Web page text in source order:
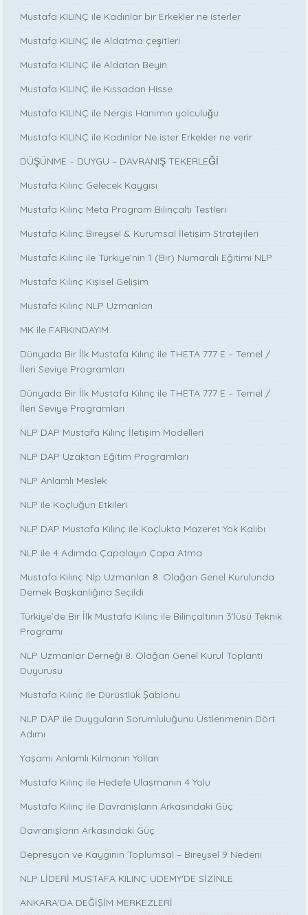
Mustafa KILINÇ ile Kadınlar bir Erkekler ne isterler
Mustafa KILINÇ ile Aldatma çeşitleri
Mustafa KILINÇ ile Aldatan Beyin
Mustafa KILINÇ ile Kıssadan Hisse
Mustafa KILINÇ ile Nergis Hanımın yolculuğu
Mustafa KILINÇ ile Kadınlar Ne ister Erkekler ne verir
DÜŞÜNME – DUYGU – DAVRANIŞ TEKERLEĞİ
Mustafa Kılınç Gelecek Kaygısı
Mustafa Kılınç Meta Program Bilinçaltı Testleri
Mustafa Kılınç Bireysel & Kurumsal İletişim Stratejileri
Mustafa Kılınç ile Türkiye’nin 1 (Bir) Numaralı Eğitimi NLP
Mustafa Kılınç Kişisel Gelişim
Mustafa Kılınç NLP Uzmanları
MK ile FARKINDAYIM
Dünyada Bir İlk Mustafa Kılınç ile THETA 777 E – Temel /
İleri Seviye Programları
Dünyada Bir İlk Mustafa Kılınç ile THETA 777 E – Temel /
İleri Seviye Programları
NLP DAP Mustafa Kılınç İletişim Modelleri
NLP DAP Uzaktan Eğitim Programları
NLP Anlamlı Meslek
NLP ile Koçluğun Etkileri
NLP DAP Mustafa Kılınç ile Koçlukta Mazeret Yok Kalıbı
NLP ile 4 Adımda Çapalayın Çapa Atma
Mustafa Kılınç Nlp Uzmanları 8. Olağan Genel Kurulunda
Dernek Başkanlığına Seçildi
Türkiye’de Bir İlk Mustafa Kılınç ile Bilinçaltının 3’lüsü Teknik
Programı
NLP Uzmanlar Derneği 8. Olağan Genel Kurul Toplantı
Duyurusu
Mustafa Kılınç ile Dürüstlük Şablonu
NLP DAP ile Duyguların Sorumluluğunu Üstlenmenin Dört
Adımı
Yaşamı Anlamlı Kılmanın Yolları
Mustafa Kılınç ile Hedefe Ulaşmanın 4 Yolu
Mustafa Kılınç ile Davranışların Arkasındaki Güç
Davranışların Arkasındaki Güç
Depresyon ve Kaygının Toplumsal – Bireysel 9 Nedeni
NLP LİDERİ MUSTAFA KILINÇ UDEMY'DE SİZİNLE
ANKARA’DA DEĞİŞİM MERKEZLERİ